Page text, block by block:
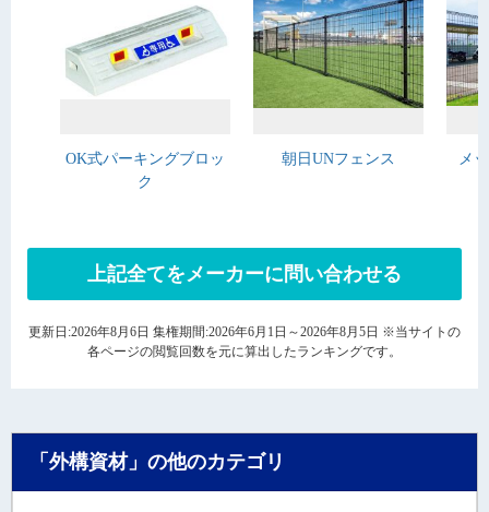
OK式パーキングブロッ
ク
朝日UNフェンス メ
上記全てをメーカーに問い合わせる
更新日:2026年8月6日 集権期間:2026年6月1日～2026年8月5日 ※当サイトの
各ページの閲覧回数を元に算出したランキングです。
「外構資材」の他のカテゴリ